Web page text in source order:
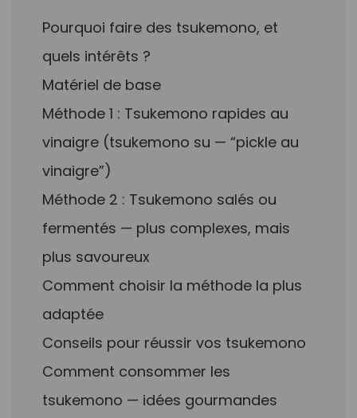
Pourquoi faire des tsukemono, et
quels intérêts ?
Matériel de base
Méthode 1 : Tsukemono rapides au
vinaigre (tsukemono su — “pickle au
vinaigre”)
Méthode 2 : Tsukemono salés ou
fermentés — plus complexes, mais
plus savoureux
Comment choisir la méthode la plus
adaptée
Conseils pour réussir vos tsukemono
Comment consommer les
tsukemono — idées gourmandes